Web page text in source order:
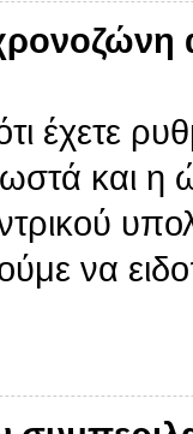
έχετε
και η
να